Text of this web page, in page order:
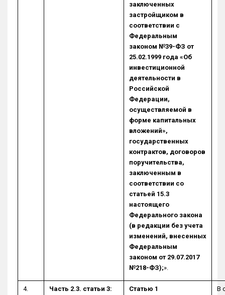
заключенных
застройщиком в
соответствии с
Федеральным
законом №39-ФЗ от
25.02.1999 года «Об
инвестиционной
деятельности в
Российской
Федерации,
осуществляемой в
форме капитальных
вложений»,
государственных
контрактов, договоров
поручительства,
заключенным в
соответствии со
статьей 15.3
настоящего
Федерального закона
(в редакции без учета
изменений, внесенных
Федеральным
законом от 29.07.2017
№218-ФЗ);».
4. Часть 2.3. статьи 3:
Статью 1
В